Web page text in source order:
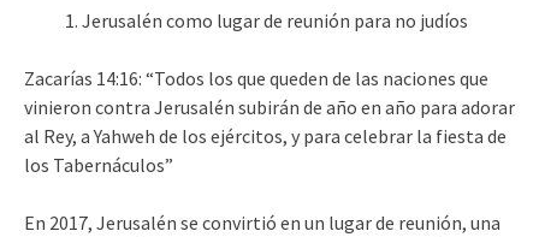
Jerusalén como lugar de reunión para no judíos
Zacarías 14:16: “Todos los que queden de las naciones que
vinieron contra Jerusalén subirán de año en año para adorar
al Rey, a Yahweh de los ejércitos, y para celebrar la fiesta de
los Tabernáculos”
En 2017, Jerusalén se convirtió en un lugar de reunión, una